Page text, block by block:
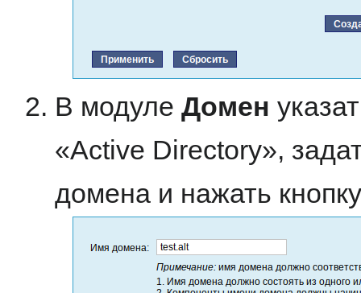
В модуле Домен
«Active Directory»,
домена и нажать